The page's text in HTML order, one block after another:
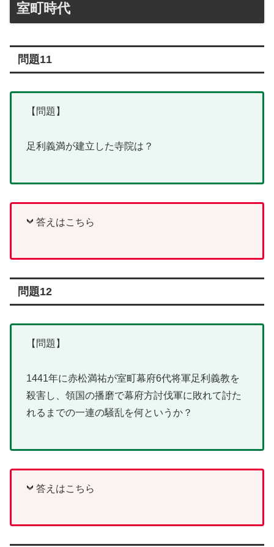
室町時代
問題11
【問題】
足利義満が建立した寺院は？
答えはこちら
問題12
【問題】
1441年に赤松満祐が室町幕府6代将軍足利義教を
殺害し、領国の播磨で幕府方討伐軍に敗れて討た
れるまでの一連の騒乱を何というか？
答えはこちら